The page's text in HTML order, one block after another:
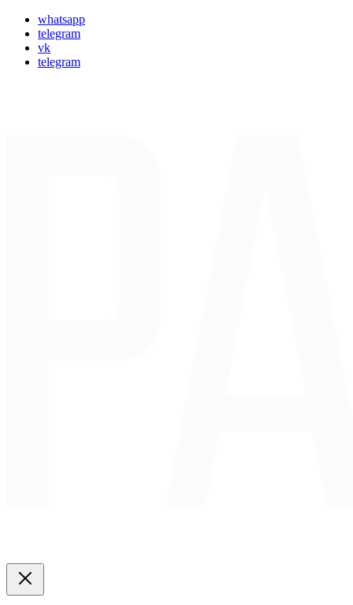
whatsapp
telegram
vk
telegram